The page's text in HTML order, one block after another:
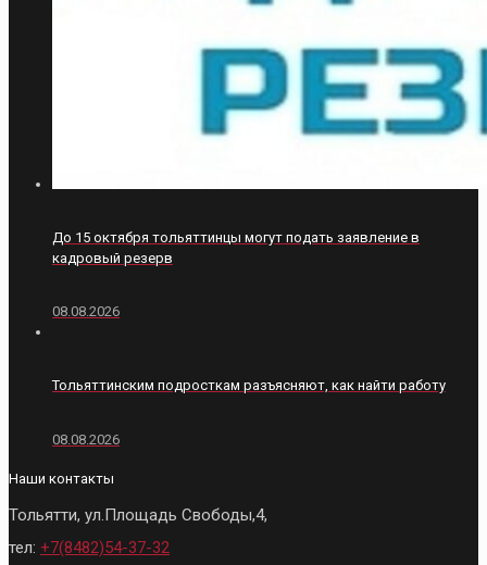
До 15 октября тольяттинцы могут подать заявление в
кадровый резерв
08.08.2026
Тольяттинским подросткам разъясняют, как найти работу
08.08.2026
Наши контакты
Тольятти, ул.Площадь Свободы,4,
тел: +7(8482)54-37-32